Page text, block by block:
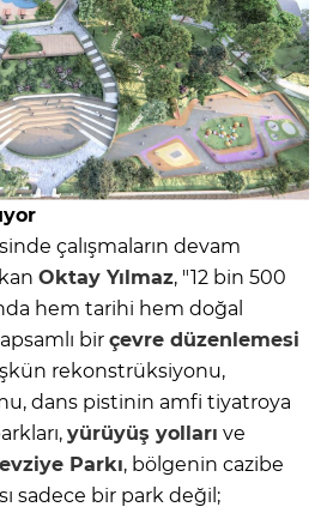
çalışmaların devam
Oktay Yılmaz, "12 bin 500
hem tarihi hem doğal
bir çevre düzenlemesi
rekonstrüksiyonu,
dans pistinin amfi tiyatroya
yürüyüş yolları ve
Parkı, bölgenin cazibe
sadece bir park değil;